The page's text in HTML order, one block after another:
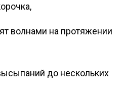
волнами на протяжении
до нескольких